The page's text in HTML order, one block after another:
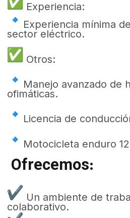
Experiencia:
Experiencia mínima
sector eléctrico.
Otros:
Manejo avanzado de
ofimáticas.
Licencia de
Motocicleta enduro
Ofrecemos:
Un ambiente de
colaborativo.